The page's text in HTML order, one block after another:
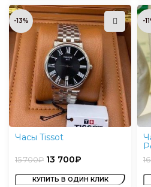
-13%
Часы Tissot
15 700₽ 13 700₽
КУПИТЬ В ОДИН КЛИК
-